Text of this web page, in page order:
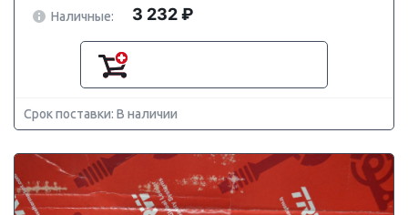
Наличные: 3 232 ₽
Срок поставки: В наличии